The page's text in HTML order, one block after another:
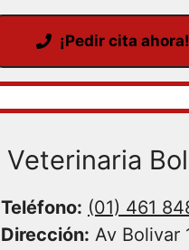
¡Pedir cita ahora!
Veterinaria
Teléfono: (01) 461
Dirección: Av Bolivar